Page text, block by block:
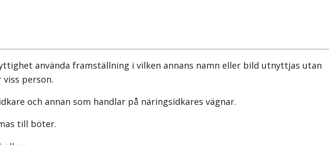
använda framställning i vilken annans namn eller bild utnyttjas utan
person.
och annan som handlar på näringsidkares vägnar.
till böter.